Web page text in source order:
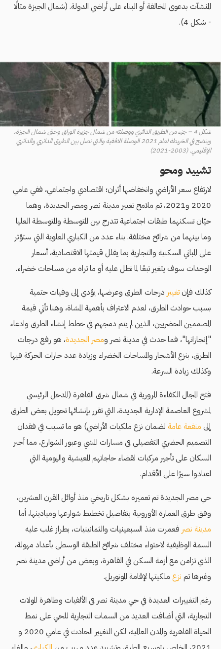
المنشآت بدعوى المخالفة أو البناء على أراضي الدولة. (شمال الجيزة مثالًا
- شكل 4).
شكل 4 – جزء من الطريق الدائري ووصلته من شمال جزيرة الوراق وحتى شمال الجيزة،
ويتضح في الخريطة لعام 2021 الوصلة الافقية والتي تصل بين الطريق الدائري والدائري
الإقليمي. (2003-2021)
تشييد ومحو
لارتفاع سعر الأراضي وانخفاضها أثران؛ اقتصادي واجتماعي، ففي عامي
2020 و2021، تم ملامح تغيير مدينة نصر ومصر الجديدة، وهما
حيّان تسكنهما طبقات اجتماعية تتدرج بين المتوسطة والمتوسطة العليا
وما بينهما من شرائح مختلفة. بناء عدد من الكباري العلوية التي ستؤثر
على المباني السكنية والتجارية بما يقلل قيمتها الاقتصادية، أسعار
الوحدات سوف يتغير تبعًا لما تطل عليه أو ما تراه من مساحات خضراء.
كذلك فإنتغيير درجات الطرق وعرضها، يؤدي إلى وفيات حتمية
بسبب حوادث الطرق، لعدم الاعتراف بأهمية المشاة، وهنا تأتي قيمة
المصممين الحضريين، الذين لم يتم دمجهم في خطط إنشاء الطرق وادعاء
"إنجازاتها"، فما حدث في مدينة نصر ومصر الجديدة، هو رفع درجات
الطرق، بنزع الأشجار والمساحات الخضراء وزيادة عدد حارات الحركة فيها
وكذلك زيادة السرعة.
فتح المجال الكفاءة المرورية في شمال شرق القاهرة (المدخل الرئيسي
لمشروع العاصمة الإدارية الجديدة، التي تقرر بإنشائها تحويل بعض الطرق
إلى منفعة عامة لضمان نزع ملكيات الأراضي) هو ما تسبب في فقدان
التصميم الحضري التفصيلي في مسارات المشي وعبور الشوارع، مما أجبر
السكان على تأجير مركبات لقضاء حاجاتهم المعيشية واليومية التي
اعتادوا سيرًا على الأقدام.
حي مصر الجديدة تم تعميره بشكل تاريخي منذ أوائل القرن العشرين،
وفق طرق العمارة الأوروبية بتفاصيل تخطيط شوارعها وميادينها، أما
مدينة نصر فعمرت منذ السبعينيات والثمانينيات، بطراز غلب عليه
السمة الوظيفية لاحتواء مختلف شرائح الطبقة الوسطى بأعداد مهولة،
الذي تزامن مع أزمة السكن في القاهرة، وبعض من أراضي مدينة نصر
وغيرها تم نزع ملكيتها لإقامة المونوريل.
رغم التغييرات العديدة في حي مدينة نصر في الألفيات وظاهرة المولات
التجارية، التي أضافت العديد من السمات التجارية للحي على نمط
الحياة القاهرية والمدن العالمية، لكن التغيير الحادث في عامي 2020 و